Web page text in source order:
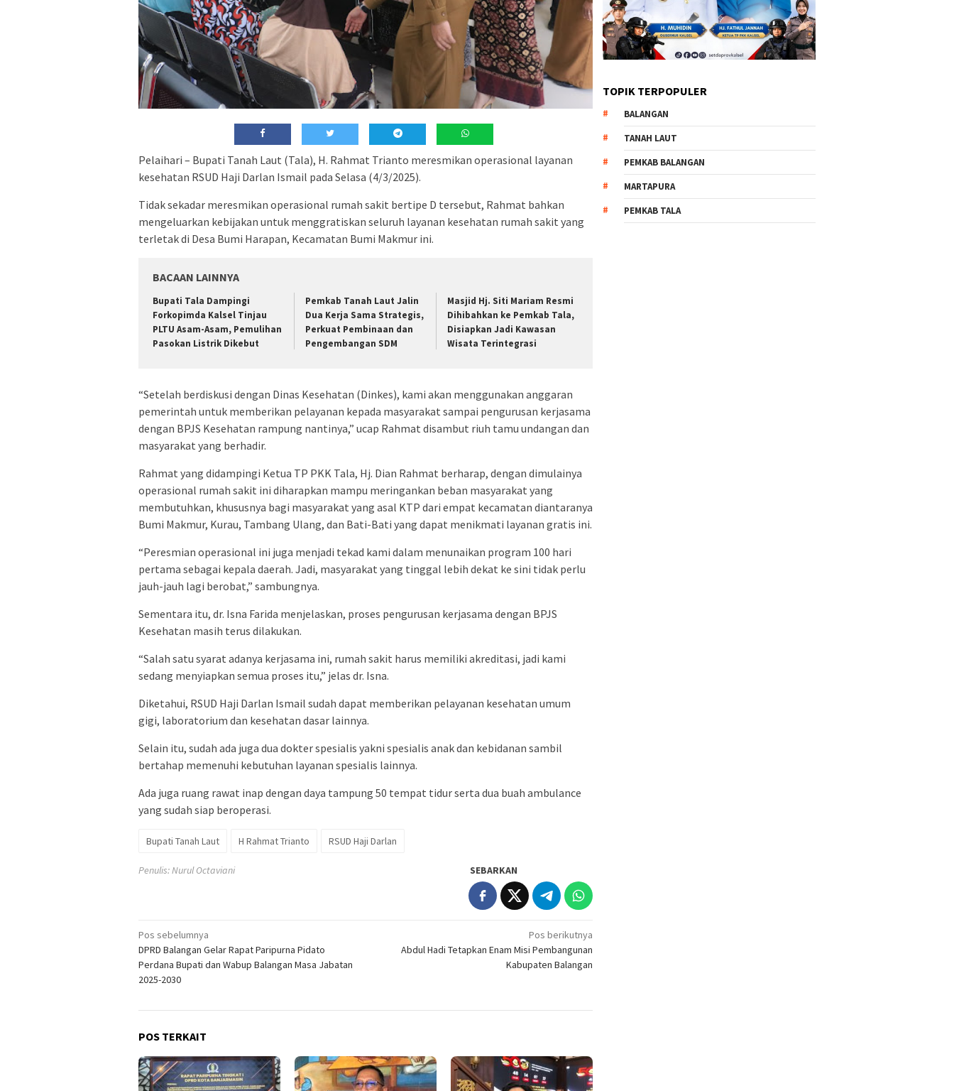
Pelaihari – Bupati Tanah Laut (Tala), H. Rahmat Trianto meresmikan operasional layanan
kesehatan RSUD Haji Darlan Ismail pada Selasa (4/3/2025).
Tidak sekadar meresmikan operasional rumah sakit bertipe D tersebut, Rahmat bahkan
mengeluarkan kebijakan untuk menggratiskan seluruh layanan kesehatan rumah sakit yang
terletak di Desa Bumi Harapan, Kecamatan Bumi Makmur ini.
BACAAN LAINNYA
Bupati Tala Dampingi
Forkopimda Kalsel Tinjau
PLTU Asam-Asam, Pemulihan
Pasokan Listrik Dikebut
Pemkab Tanah Laut Jalin
Dua Kerja Sama Strategis,
Perkuat Pembinaan dan
Pengembangan SDM
Masjid Hj. Siti Mariam Resmi
Dihibahkan ke Pemkab Tala,
Disiapkan Jadi Kawasan
Wisata Terintegrasi
“Setelah berdiskusi dengan Dinas Kesehatan (Dinkes), kami akan menggunakan anggaran
pemerintah untuk memberikan pelayanan kepada masyarakat sampai pengurusan kerjasama
dengan BPJS Kesehatan rampung nantinya,” ucap Rahmat disambut riuh tamu undangan dan
masyarakat yang berhadir.
Rahmat yang didampingi Ketua TP PKK Tala, Hj. Dian Rahmat berharap, dengan dimulainya
operasional rumah sakit ini diharapkan mampu meringankan beban masyarakat yang
membutuhkan, khususnya bagi masyarakat yang asal KTP dari empat kecamatan diantaranya
Bumi Makmur, Kurau, Tambang Ulang, dan Bati-Bati yang dapat menikmati layanan gratis ini.
“Peresmian operasional ini juga menjadi tekad kami dalam menunaikan program 100 hari
pertama sebagai kepala daerah. Jadi, masyarakat yang tinggal lebih dekat ke sini tidak perlu
jauh-jauh lagi berobat,” sambungnya.
Sementara itu, dr. Isna Farida menjelaskan, proses pengurusan kerjasama dengan BPJS
Kesehatan masih terus dilakukan.
“Salah satu syarat adanya kerjasama ini, rumah sakit harus memiliki akreditasi, jadi kami
sedang menyiapkan semua proses itu,” jelas dr. Isna.
Diketahui, RSUD Haji Darlan Ismail sudah dapat memberikan pelayanan kesehatan umum
gigi, laboratorium dan kesehatan dasar lainnya.
Selain itu, sudah ada juga dua dokter spesialis yakni spesialis anak dan kebidanan sambil
bertahap memenuhi kebutuhan layanan spesialis lainnya.
Ada juga ruang rawat inap dengan daya tampung 50 tempat tidur serta dua buah ambulance
yang sudah siap beroperasi.
Bupati Tanah Laut H Rahmat Trianto RSUD Haji Darlan
Penulis: Nurul Octaviani SEBARKAN
Navigasi
pos
Pos sebelumnya
DPRD Balangan Gelar Rapat Paripurna Pidato
Perdana Bupati dan Wabup Balangan Masa Jabatan
2025-2030
Pos berikutnya
Abdul Hadi Tetapkan Enam Misi Pembangunan
Kabupaten Balangan
POS TERKAIT
TOPIK TERPOPULER
BALANGAN
TANAH LAUT
PEMKAB BALANGAN
MARTAPURA
PEMKAB TALA